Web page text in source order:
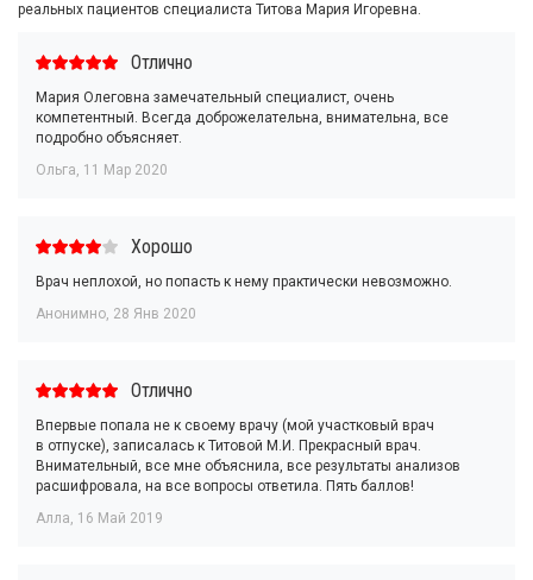
реальных пациентов специалиста Титова Мария Игоревна.
Отлично
Мария Олеговна замечательный специалист, очень
компетентный. Всегда доброжелательна, внимательна, все
подробно объясняет.
Ольга, 11 Мар 2020
Хорошо
Врач неплохой, но попасть к нему практически невозможно.
Анонимно, 28 Янв 2020
Отлично
Впервые попала не к своему врачу (мой участковый врач
в отпуске), записалась к Титовой М.И. Прекрасный врач.
Внимательный, все мне объяснила, все результаты анализов
расшифровала, на все вопросы ответила. Пять баллов!
Алла, 16 Май 2019